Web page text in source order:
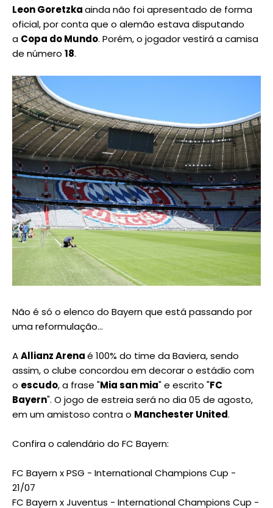
Leon Goretzkaainda não foi apresentado de forma
oficial, por conta que o alemão estava disputando
a Copa do Mundo. Porém, o jogador vestirá a camisa
de número 18.
Não é só o elenco do Bayern que está passando por
uma reformulação...
AAllianz Arenaé 100% do time da Baviera, sendo
assim, o clube concordou em decorar o estádio com
o escudo, a frase "Mia san mia" e escrito "FC
Bayern". O jogo de estreia será no dia 05 de agosto,
em um amistoso contra o Manchester United.
Confira o calendário do FC Bayern:
FC Bayern x PSG - International Champions Cup -
21/07
FC Bayern x Juventus - International Champions Cup -